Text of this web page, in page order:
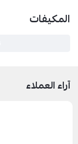
المكيفات
آراء العملاء